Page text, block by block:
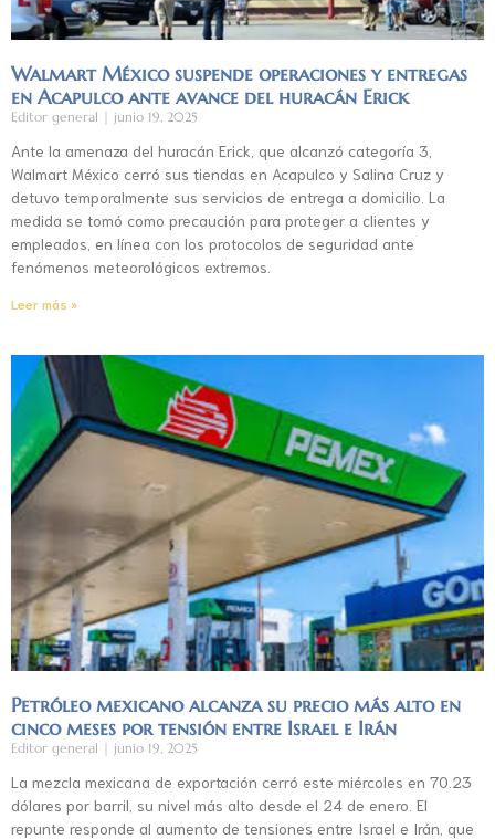
Walmart México suspende operaciones y entregas
en Acapulco ante avance del huracán Erick
Editor general junio 19, 2025
Ante la amenaza del huracán Erick, que alcanzó categoría 3,
Walmart México cerró sus tiendas en Acapulco y Salina Cruz y
detuvo temporalmente sus servicios de entrega a domicilio. La
medida se tomó como precaución para proteger a clientes y
empleados, en línea con los protocolos de seguridad ante
fenómenos meteorológicos extremos.
Leer más »
Petróleo mexicano alcanza su precio más alto en
cinco meses por tensión entre Israel e Irán
Editor general junio 19, 2025
La mezcla mexicana de exportación cerró este miércoles en 70.23
dólares por barril, su nivel más alto desde el 24 de enero. El
repunte responde al aumento de tensiones entre Israel e Irán, que